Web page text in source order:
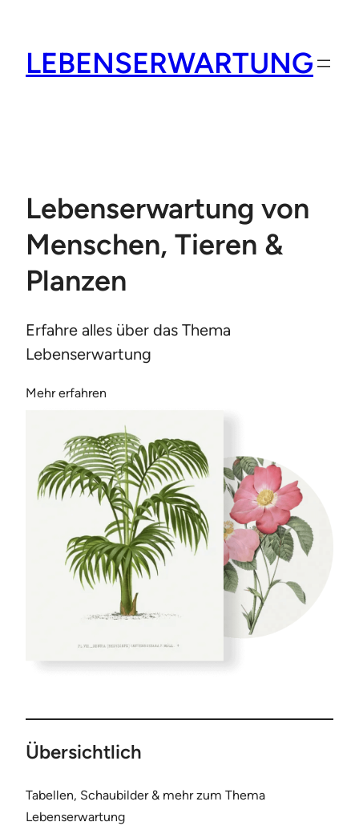
springen
LEBENSERWARTUNG
Lebenserwartung von
Menschen, Tieren &
Planzen
Erfahre alles über das Thema
Lebenserwartung
Mehr erfahren
Übersichtlich
Tabellen, Schaubilder & mehr zum Thema
Lebenserwartung